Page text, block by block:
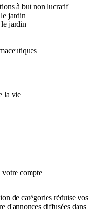
à but non lucratif
jardin
le jardin
la vie
votre compte
de catégories réduise vos
d'annonces diffusées dans